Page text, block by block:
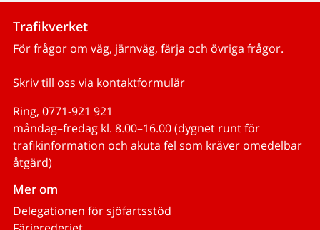
Trafikverket
För frågor om väg, järnväg, färja och övriga frågor.
Skriv till oss via kontaktformulär
Ring, 0771-921 921
måndag–fredag kl. 8.00–16.00 (dygnet runt för
trafikinformation och akuta fel som kräver omedelbar
åtgärd)
Mer om
Delegationen för sjöfartsstöd